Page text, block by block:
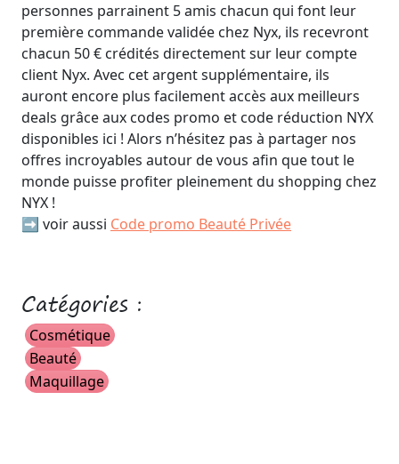
personnes parrainent 5 amis chacun qui font leur
première commande validée chez Nyx, ils recevront
chacun 50 € crédités directement sur leur compte
client Nyx. Avec cet argent supplémentaire, ils
auront encore plus facilement accès aux meilleurs
deals grâce aux codes promo et code réduction NYX
disponibles ici ! Alors n’hésitez pas à partager nos
offres incroyables autour de vous afin que tout le
monde puisse profiter pleinement du shopping chez
NYX !
➡️ voir aussi Code promo Beauté Privée
Catégories :
Cosmétique
Beauté
Maquillage